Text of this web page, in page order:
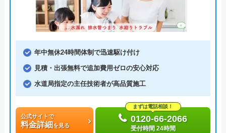
年中無休24時間体制で迅速駆け付け
見積・出張無料で追加費用ゼロの安心対応
水道局指定の主任技術者が高品質施工
公式サイトで
料金詳細を見る
まずは電話相談！
0120-66-2066
受付時間 24時間